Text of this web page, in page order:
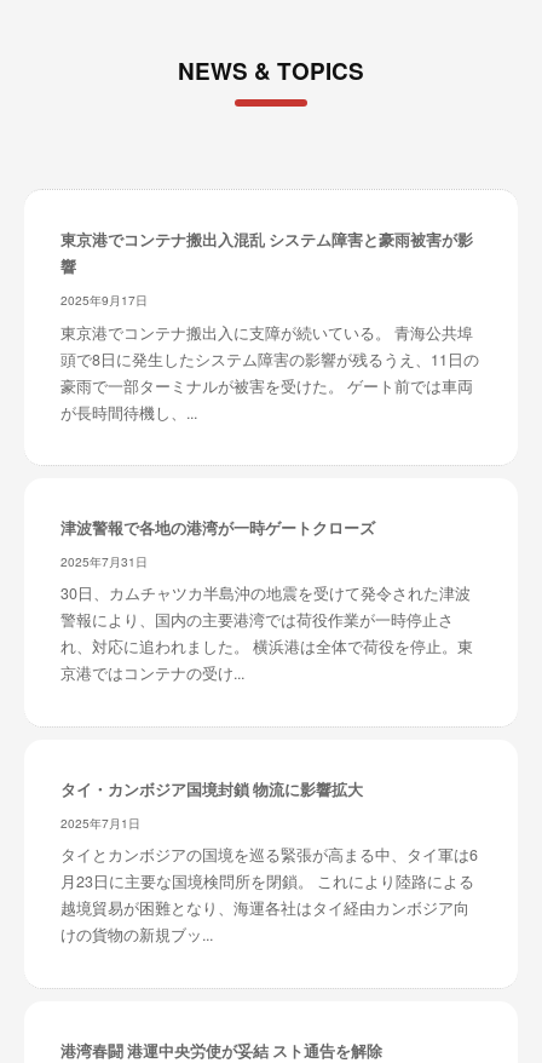
NEWS & TOPICS
東京港でコンテナ搬出入混乱 システム障害と豪雨被害が影
響
2025年9月17日
東京港でコンテナ搬出入に支障が続いている。 青海公共埠
頭で8日に発生したシステム障害の影響が残るうえ、11日の
豪雨で一部ターミナルが被害を受けた。 ゲート前では車両
が長時間待機し、...
津波警報で各地の港湾が一時ゲートクローズ
2025年7月31日
30日、カムチャツカ半島沖の地震を受けて発令された津波
警報により、国内の主要港湾では荷役作業が一時停止さ
れ、対応に追われました。 横浜港は全体で荷役を停止。東
京港ではコンテナの受け...
タイ・カンボジア国境封鎖 物流に影響拡大
2025年7月1日
タイとカンボジアの国境を巡る緊張が高まる中、タイ軍は6
月23日に主要な国境検問所を閉鎖。 これにより陸路による
越境貿易が困難となり、海運各社はタイ経由カンボジア向
けの貨物の新規ブッ...
港湾春闘 港運中央労使が妥結 スト通告を解除